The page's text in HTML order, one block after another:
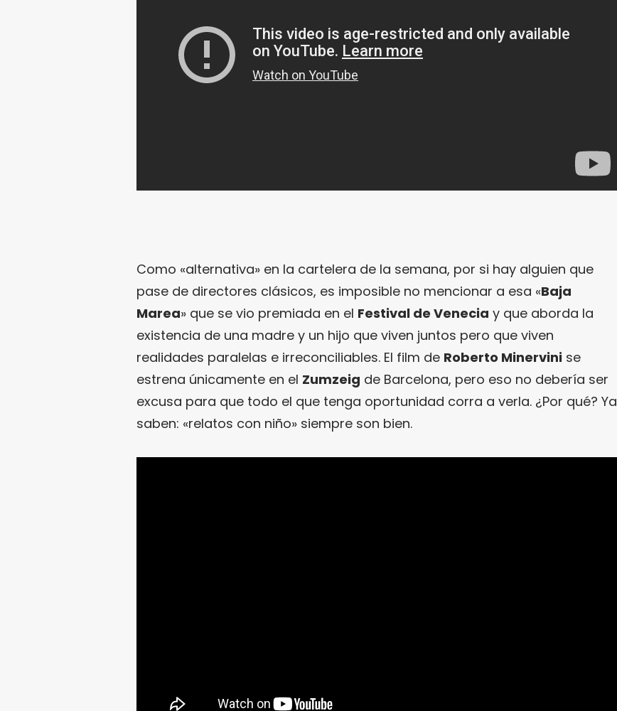
Como «alternativa» en la cartelera de la semana, por si hay alguien que
pase de directores clásicos, es imposible no mencionar a esa «Baja
Marea» que se vio premiada en el Festival de Venecia y que aborda la
existencia de una madre y un hijo que viven juntos pero que viven
realidades paralelas e irreconciliables. El film de Roberto Minervini se
estrena únicamente en el Zumzeig de Barcelona, pero eso no debería ser
excusa para que todo el que tenga oportunidad corra a verla. ¿Por qué? Ya
saben: «relatos con niño» siempre son bien.